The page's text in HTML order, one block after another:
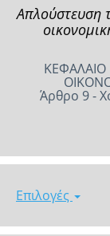
Απλούστευση
Άρθρο 9 -
Επιλογές